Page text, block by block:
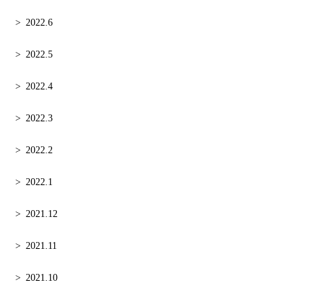
2022.6
2022.5
2022.4
2022.3
2022.2
2022.1
2021.12
2021.11
2021.10